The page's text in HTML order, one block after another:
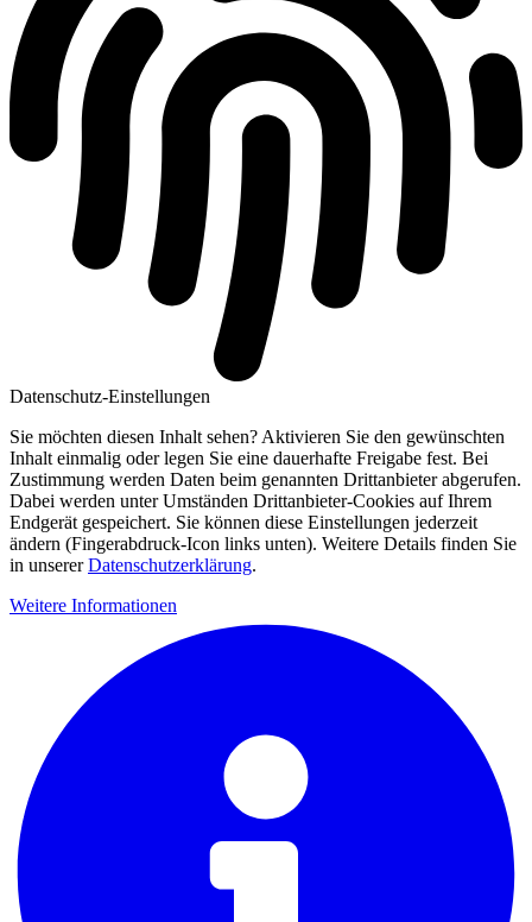
Datenschutz-Einstellungen
Sie möchten diesen Inhalt sehen? Aktivieren Sie den gewünschten
Inhalt einmalig oder legen Sie eine dauerhafte Freigabe fest. Bei
Zustimmung werden Daten beim genannten Drittanbieter abgerufen.
Dabei werden unter Umständen Drittanbieter-Cookies auf Ihrem
Endgerät gespeichert. Sie können diese Einstellungen jederzeit
ändern (Fingerabdruck-Icon links unten). Weitere Details finden Sie
in unsererDatenschutzerklärung.
Weitere Informationen